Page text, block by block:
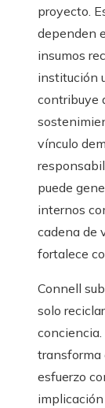
proyecto.
dependen
insumos
institución
contribuye
vínculo
puede
internos
cadena de
fortalece
Connell
solo
transforma
esfuerzo